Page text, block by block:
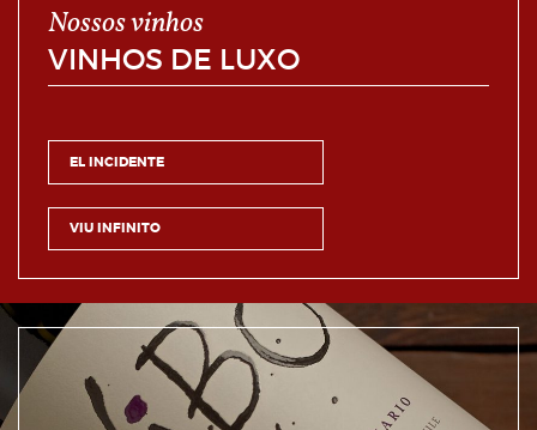
Nossos vinhos
VINHOS DE LUXO
EL INCIDENTE
VIU INFINITO